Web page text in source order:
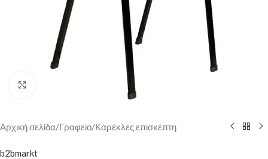
Κάντε κλικ για μεγέθυνση
Αρχική σελίδα/Γραφείο/Καρέκλες επισκέπτη
b2bmarkt